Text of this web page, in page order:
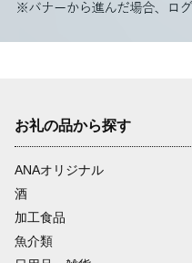
お礼の品から探す
ANAオリジナル
酒
加工食品
魚介類